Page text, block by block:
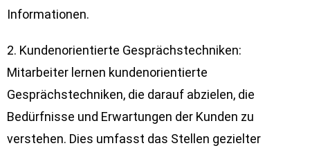
Informationen.
2. Kundenorientierte Gesprächstechniken:
Mitarbeiter lernen kundenorientierte
Gesprächstechniken, die darauf abzielen, die
Bedürfnisse und Erwartungen der Kunden zu
verstehen. Dies umfasst das Stellen gezielter